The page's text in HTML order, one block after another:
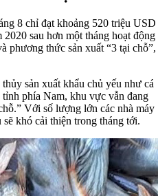
8 chỉ đạt khoảng 520 triệu USD
sau hơn một tháng hoạt động
phương thức sản xuất “3 tại chỗ”,
sản xuất khẩu chủ yếu như cá
phía Nam, khu vực vẫn đang
Với số lượng lớn các nhà máy
khó cải thiện trong tháng tới.